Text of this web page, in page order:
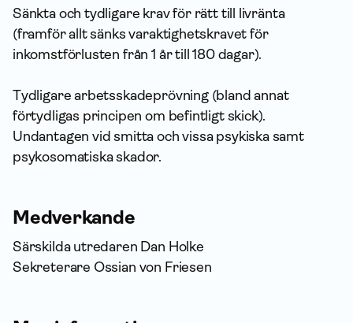
Sänkta och tydligare krav för rätt till livränta
(framför allt sänks varaktighetskravet för
inkomstförlusten från 1 år till 180 dagar).
Tydligare arbetsskadeprövning (bland annat
förtydligas principen om befintligt skick).
Undantagen vid smitta och vissa psykiska samt
psykosomatiska skador.
Medverkande
Särskilda utredaren Dan Holke
Sekreterare Ossian von Friesen